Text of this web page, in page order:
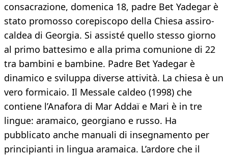
consacrazione, domenica 18, padre Bet Yadegar è
stato promosso corepiscopo della Chiesa assiro-
caldea di Georgia. Si assisté quello stesso giorno
al primo battesimo e alla prima comunione di 22
tra bambini e bambine. Padre Bet Yadegar è
dinamico e sviluppa diverse attività. La chiesa è un
vero formicaio. Il Messale caldeo (1998) che
contiene l’Anafora di Mar Addaï e Mari è in tre
lingue: aramaico, georgiano e russo. Ha
pubblicato anche manuali di insegnamento per
principianti in lingua aramaica. L’ardore che il